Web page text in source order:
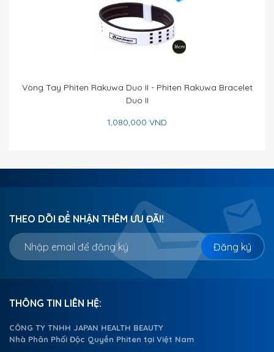
Vòng Tay Phiten Rakuwa Duo II - Phiten Rakuwa Bracelet
Duo II
1,080,000 VND
THEO DÕI ĐỂ NHẬN THÊM ƯU ĐÃI!
Đăng ký
THÔNG TIN LIÊN HỆ:
CÔNG TY TNHH JAPAN HEALTH BEAUTY
Nhà Phân Phối Độc Quyền Phiten tại Việt Nam